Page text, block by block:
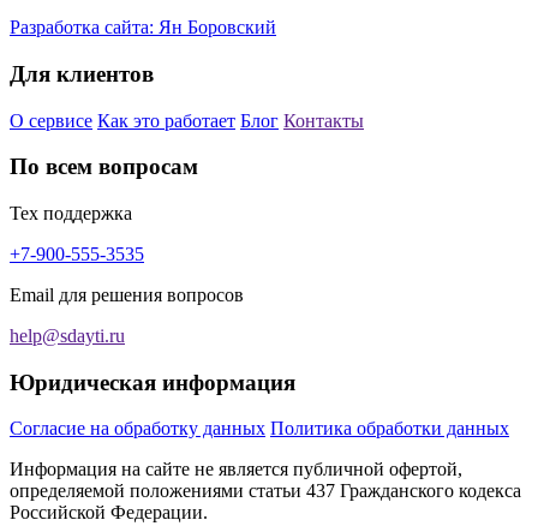
Разработка сайта: Ян Боровский
Для клиентов
О сервисе Как это работает Блог Контакты
По всем вопросам
Тех поддержка
+7-900-555-3535
Email для решения вопросов
help@sdayti.ru
Юридическая информация
Согласие на обработку данных Политика обработки данных
Информация на сайте не является публичной офертой,
определяемой положениями статьи 437 Гражданского кодекса
Российской Федерации.